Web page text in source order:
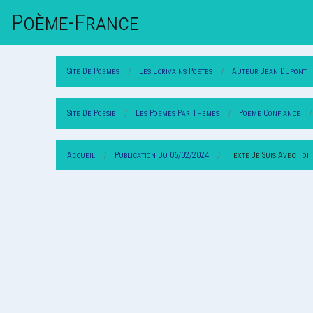
Poème-FrAnce
Site De Poemes Les Ecrivains Poetes Auteur Jean Dupont
Site De Poesie Les Poemes Par Themes Poeme Confiance
Accueil Publication Du 06/02/2024 Texte Je Suis Avec Toi